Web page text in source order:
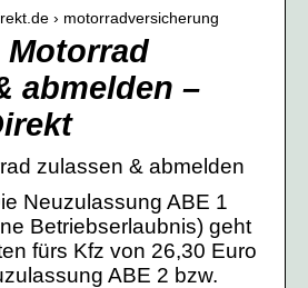
› motorradversicherung
Motorrad
abmelden –
zulassen & abmelden
Neuzulassung ABE 1
Betriebserlaubnis) geht
fürs Kfz von 26,30 Euro
ABE 2 bzw.